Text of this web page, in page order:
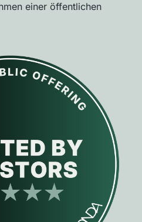
einer öffentlichen